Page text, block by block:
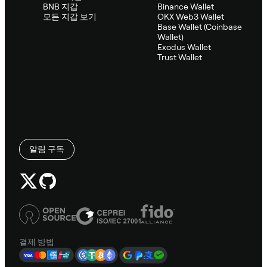
BNB 지갑
모든 지갑 보기
Binance Wallet
OKX Web3 Wallet
Base Wallet (Coinbase
Wallet)
Exodus Wallet
Trust Wallet
알림 구독
결제 방법